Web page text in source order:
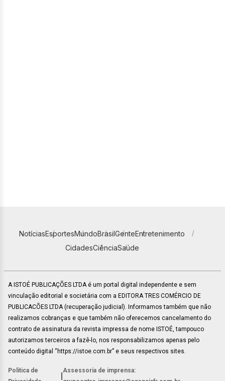
NotíciasEsportesMundoBrasilGenteEntretenimento
CidadesCiênciaSaúde
A ISTOÉ PUBLICAÇÕES LTDA é um portal digital independente e sem
vinculação editorial e societária com a EDITORA TRES COMÉRCIO DE
PUBLICACÕES LTDA (recuperação judicial). Informamos também que não
realizamos cobranças e que também não oferecemos cancelamento do
contrato de assinatura da revista impressa de nome ISTOÉ, tampouco
autorizamos terceiros a fazê-lo, nos responsabilizamos apenas pelo
conteúdo digital “https://istoe.com.br” e seus respectivos sites.
Política de
Assessoria de imprensa: